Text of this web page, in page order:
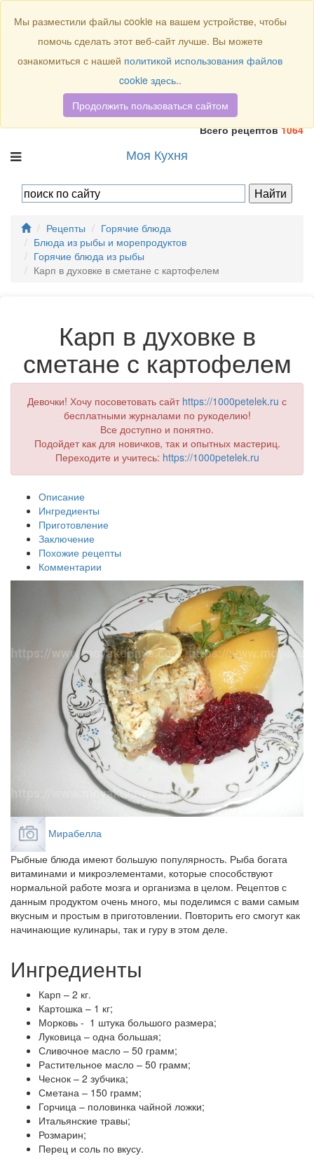
Всего рецептов1064
Моя Кухня
Рецепты
Горячие блюда
Блюда из рыбы и морепродуктов
Горячие блюда из рыбы
Карп в духовке в сметане с картофелем
Карп в духовке в
сметане с картофелем
Девочки! Хочу посоветовать сайт https://1000petelek.ru с
бесплатными журналами по рукоделию!
Все доступно и понятно.
Подойдет как для новичков, так и опытных мастериц.
Переходите и учитесь: https://1000petelek.ru
Описание
Ингредиенты
Приготовление
Заключение
Похожие рецепты
Комментарии
Мирабелла
Рыбные блюда имеют большую популярность. Рыба богата
витаминами и микроэлементами, которые способствуют
нормальной работе мозга и организма в целом. Рецептов с
данным продуктом очень много, мы поделимся с вами самым
вкусным и простым в приготовлении. Повторить его смогут как
начинающие кулинары, так и гуру в этом деле.
Ингредиенты
Карп – 2 кг.
Картошка – 1 кг;
Морковь - 1 штука большого размера;
Луковица – одна большая;
Сливочное масло – 50 грамм;
Растительное масло – 50 грамм;
Чеснок – 2 зубчика;
Сметана – 150 грамм;
Горчица – половинка чайной ложки;
Итальянские травы;
Розмарин;
Перец и соль по вкусу.
Мы разместили файлы cookie на вашем устройстве, чтобы
помочь сделать этот веб-сайт лучше. Вы можете
ознакомиться с нашей политикой использования файлов
cookie здесь..
Продолжить пользоваться сайтом